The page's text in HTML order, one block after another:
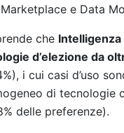
e Data
che
d’elezione da
i cui casi d’uso
di tecnologie
delle preferenze).